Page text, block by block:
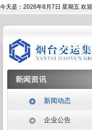
今天是： 2026年8月7日 星期五 欢
新闻动态
企业公告